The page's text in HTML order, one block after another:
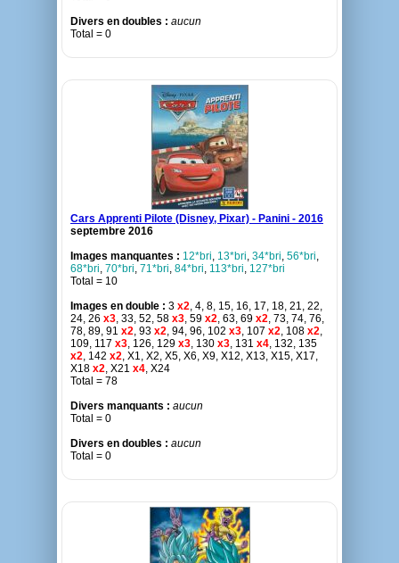
Divers en doubles : aucun
Total = 0
Cars Apprenti Pilote (Disney, Pixar) - Panini - 2016
septembre 2016
Images manquantes : 12*bri, 13*bri, 34*bri, 56*bri,
68*bri, 70*bri, 71*bri, 84*bri, 113*bri, 127*bri
Total = 10
Images en double : 3 x2, 4, 8, 15, 16, 17, 18, 21, 22,
24, 26 x3, 33, 52, 58 x3, 59 x2, 63, 69 x2, 73, 74, 76,
78, 89, 91 x2, 93 x2, 94, 96, 102 x3, 107 x2, 108 x2,
109, 117 x3, 126, 129 x3, 130 x3, 131 x4, 132, 135
x2, 142 x2, X1, X2, X5, X6, X9, X12, X13, X15, X17,
X18 x2, X21 x4, X24
Total = 78
Divers manquants : aucun
Total = 0
Divers en doubles : aucun
Total = 0